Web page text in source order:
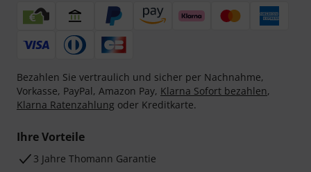
Bezahlen Sie vertraulich und sicher per Nachnahme,
Vorkasse, PayPal, Amazon Pay, Klarna Sofort bezahlen,
Klarna Ratenzahlung oder Kreditkarte.
Ihre Vorteile
3 Jahre Thomann Garantie